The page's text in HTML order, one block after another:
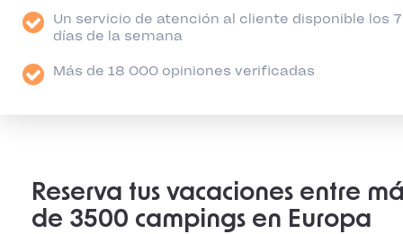
Un servicio de atención al cliente disponible los 7
días de la semana
Más de 18 000 opiniones verificadas
Reserva tus vacaciones entre
de 3500 campings en Europa